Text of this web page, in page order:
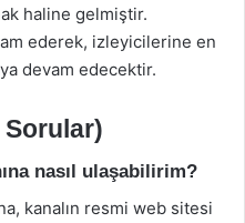
haline gelmiştir.
ederek, izleyicilerine en
devam edecektir.
Sorular)
nasıl ulaşabilirim?
kanalın resmi web sitesi